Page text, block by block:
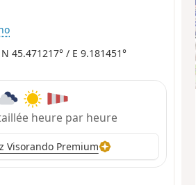
N 45.471217° / E 9.181451°
heure par heure
Visorando Premium